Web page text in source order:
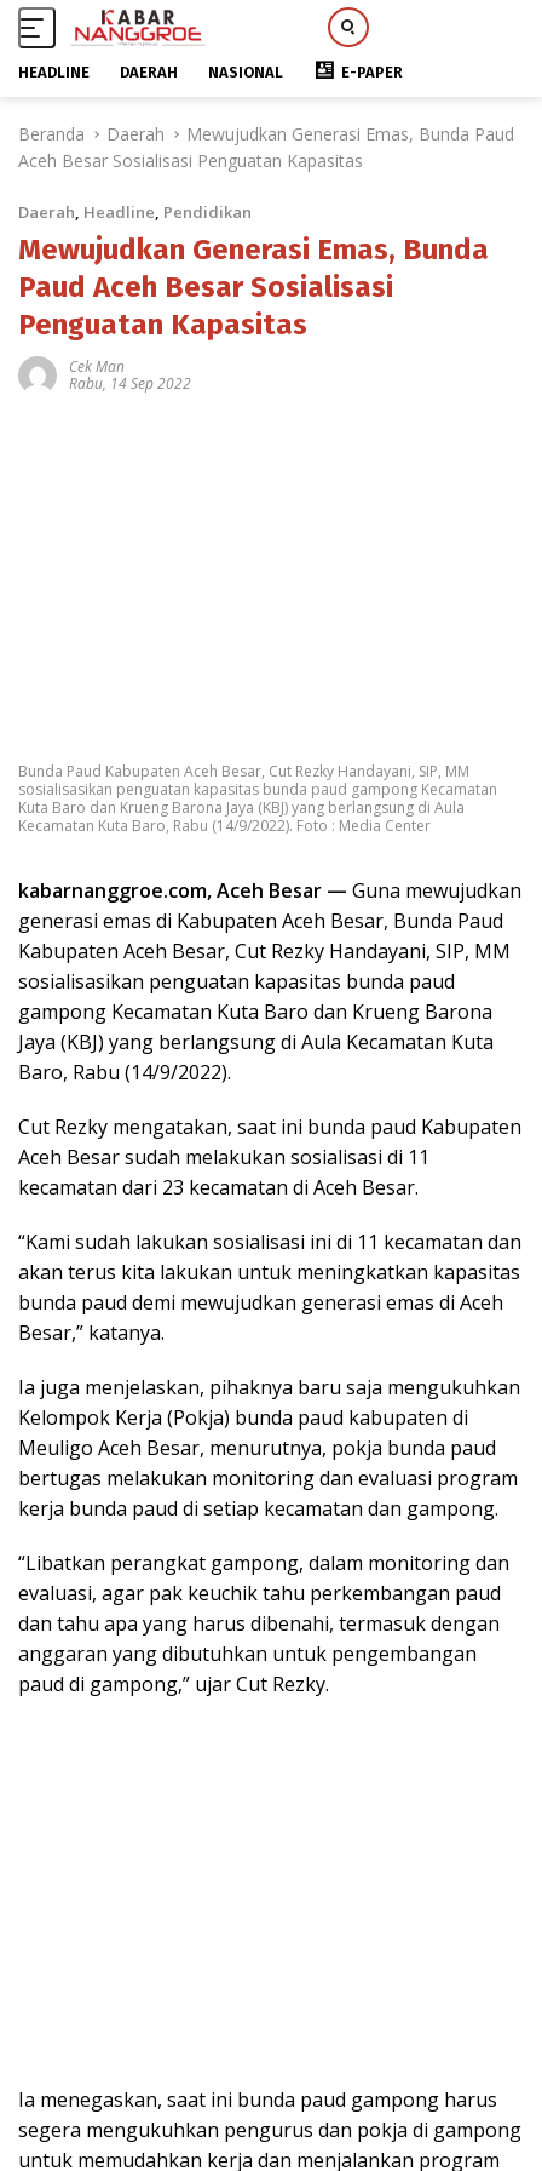
HEADLINE DAERAH NASIONAL E-PAPER
Beranda Daerah
Mewujudkan Generasi Emas, Bunda Paud
Aceh Besar Sosialisasi Penguatan Kapasitas
Daerah, Headline, Pendidikan
Mewujudkan Generasi Emas, Bunda
Paud Aceh Besar Sosialisasi
Penguatan Kapasitas
Cek Man
Rabu, 14 Sep 2022
Bunda Paud Kabupaten Aceh Besar, Cut Rezky Handayani, SIP, MM
sosialisasikan penguatan kapasitas bunda paud gampong Kecamatan
Kuta Baro dan Krueng Barona Jaya (KBJ) yang berlangsung di Aula
Kecamatan Kuta Baro, Rabu (14/9/2022). Foto : Media Center
kabarnanggroe.com, Aceh Besar — Guna mewujudkan
generasi emas di Kabupaten Aceh Besar, Bunda Paud
Kabupaten Aceh Besar, Cut Rezky Handayani, SIP, MM
sosialisasikan penguatan kapasitas bunda paud
gampong Kecamatan Kuta Baro dan Krueng Barona
Jaya (KBJ) yang berlangsung di Aula Kecamatan Kuta
Baro, Rabu (14/9/2022).
Cut Rezky mengatakan, saat ini bunda paud Kabupaten
Aceh Besar sudah melakukan sosialisasi di 11
kecamatan dari 23 kecamatan di Aceh Besar.
“Kami sudah lakukan sosialisasi ini di 11 kecamatan dan
akan terus kita lakukan untuk meningkatkan kapasitas
bunda paud demi mewujudkan generasi emas di Aceh
Besar,” katanya.
Ia juga menjelaskan, pihaknya baru saja mengukuhkan
Kelompok Kerja (Pokja) bunda paud kabupaten di
Meuligo Aceh Besar, menurutnya, pokja bunda paud
bertugas melakukan monitoring dan evaluasi program
kerja bunda paud di setiap kecamatan dan gampong.
“Libatkan perangkat gampong, dalam monitoring dan
evaluasi, agar pak keuchik tahu perkembangan paud
dan tahu apa yang harus dibenahi, termasuk dengan
anggaran yang dibutuhkan untuk pengembangan
paud di gampong,” ujar Cut Rezky.
Ia menegaskan, saat ini bunda paud gampong harus
segera mengukuhkan pengurus dan pokja di gampong
untuk memudahkan kerja dan menjalankan program